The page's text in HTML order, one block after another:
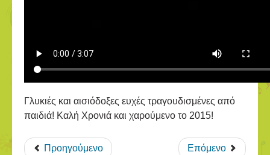
Γλυκιές και αισιόδοξες ευχές τραγουδισμένες από
παιδιά! Καλή Χρονιά και χαρούμενο το 2015!
Προηγούμενο Επόμενο